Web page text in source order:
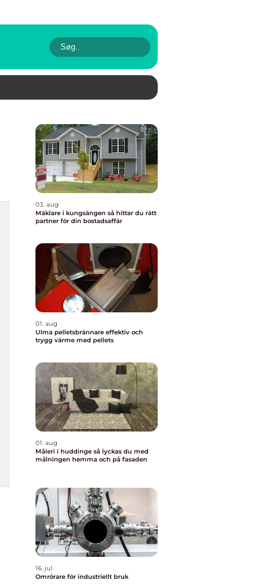
03. aug
Mäklare i kungsängen så hittar du rätt
partner för din bostadsaffär
01. aug
Ulma pelletsbrännare effektiv och
trygg värme med pellets
01. aug
Måleri i huddinge så lyckas du med
målningen hemma och på fasaden
16. jul
Omrörare för industriellt bruk